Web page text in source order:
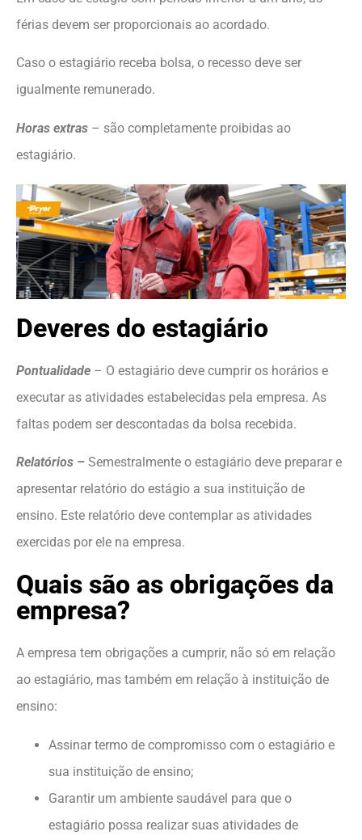
férias devem ser proporcionais ao acordado.
Caso o estagiário receba bolsa, o recesso deve ser
igualmente remunerado.
Horas extras – são completamente proibidas ao
estagiário.
Deveres do estagiário
Pontualidade – O estagiário deve cumprir os horários e
executar as atividades estabelecidas pela empresa. As
faltas podem ser descontadas da bolsa recebida.
Relatórios – Semestralmente o estagiário deve preparar e
apresentar relatório do estágio a sua instituição de
ensino. Este relatório deve contemplar as atividades
exercidas por ele na empresa.
Quais são as obrigações da
empresa?
A empresa tem obrigações a cumprir, não só em relação
ao estagiário, mas também em relação à instituição de
ensino:
Assinar termo de compromisso com o estagiário e
sua instituição de ensino;
Garantir um ambiente saudável para que o
estagiário possa realizar suas atividades de